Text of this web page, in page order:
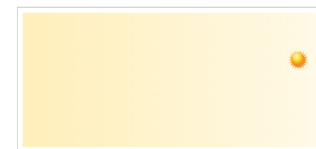
Содержимое